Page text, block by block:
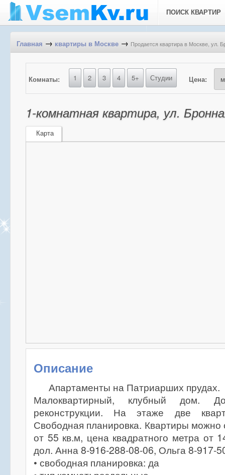
ПОИСК КВАРТИР
Главная → квартиры в Москве → Продается квартира в Москве, ул.
Комнаты: 1 2 3 4 5+ Студии Цена:
1-комнатная квартира, ул.
Карта
Описание
Апартаменты на Патриарших прудах.
Малоквартирный, клубный дом.
реконструкции. На этаже две
Свободная планировка. Квартиры можно
от 55 кв.м, цена квадратного метра от
дол. Анна 8-916-288-08-06, Ольга 8-917-
• свободная планировка: да